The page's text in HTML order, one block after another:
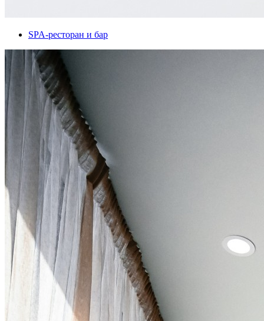
SPA-ресторан и бар